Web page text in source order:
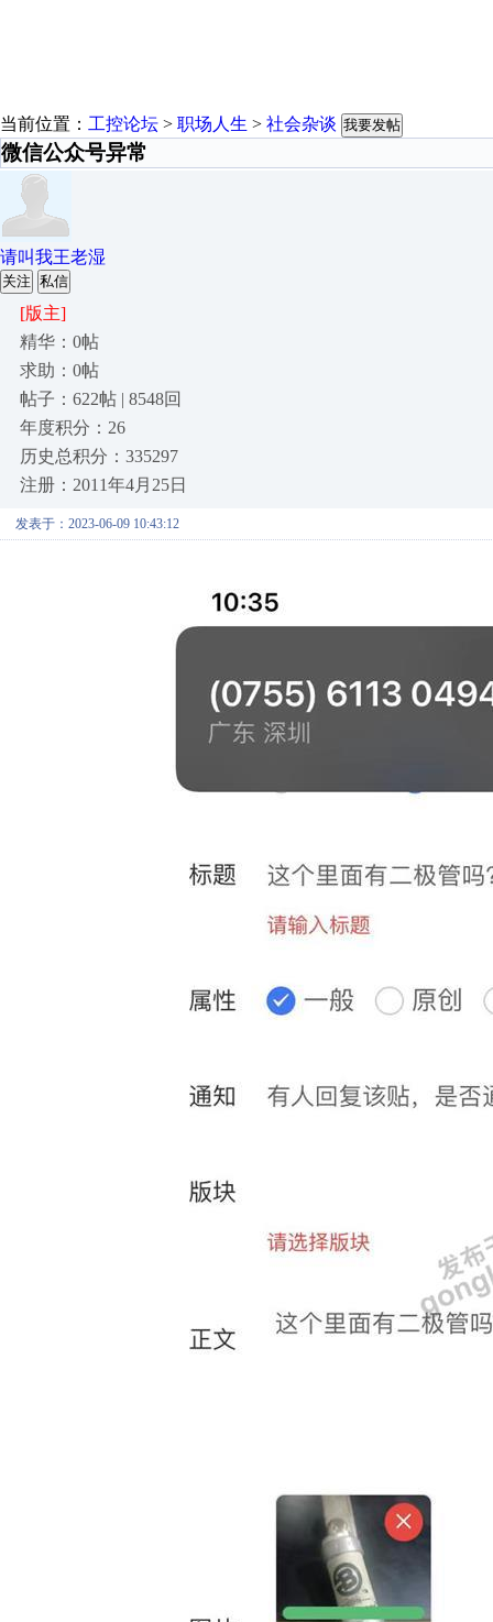
当前位置： 工控论坛 > 职场人生 > 社会杂谈 我要发帖
微信公众号异常
请叫我王老湿
关注 私信
[版主]
精华：0帖
求助：0帖
帖子：622帖 | 8548回
年度积分：26
历史总积分：335297
注册：2011年4月25日
发表于：2023-06-09 10:43:12